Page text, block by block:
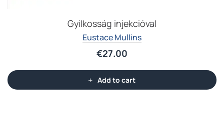
Gyilkosság injekcióval
Eustace Mullins
€27.00
Add to cart